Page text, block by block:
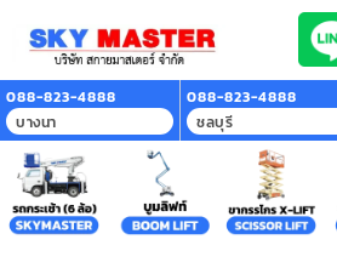
088-823-4888
บางนา
088-823-4888
ชลบุรี